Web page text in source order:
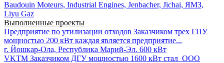
Baudouin Moteurs, Industrial Engines, Jenbacher, Jichai, ЯМЗ,
Liyu Gaz
Выполненные проекты
Предприятие по утилизации отходов Заказчиком трех ГПУ
мощностью 200 кВт каждая является предприятие...
г. Йошкар-Ола, Республика Марий-Эл. 600 кВт
VKTM Заказчиком ДГУ мощностью 1600 кВт стал ООО